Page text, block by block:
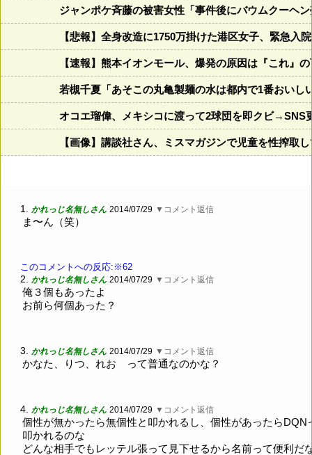
ジャンポケ斉藤の被害女性「事件後にバウムクーヘ
【悲報】全身改造に1750万掛けた港区女子、緊急入
【速報】熊本イオンモール、爆発の原因は『これ』
若槻千夏「あそこの丸亀製麺の水は都内で1番おいし
オコエ瑠偉、メキシコに渡って2球団を即クビ→SNS
【画像】講談社さん、ミスマガジンで児童を性搾取
1. かれっじ名無しさん 2014/07/29 ▼コメント返信
ま〜ん（笑）
このコメントへの反応:※62
2. かれっじ名無しさん 2014/07/29 ▼コメント返信
俺３個もあったよ
お前ら何個あった？
3. かれっじ名無しさん 2014/07/29 ▼コメント返信
かなた、りつ、れお って普通なのかな？
4. かれっじ名無しさん 2014/07/29 ▼コメント返信
個性が無かったら無個性と叩かれるし、個性があったらDQN
叩かれるのな
どんな相手でもレッテル張って見下せるから名前って便利だ